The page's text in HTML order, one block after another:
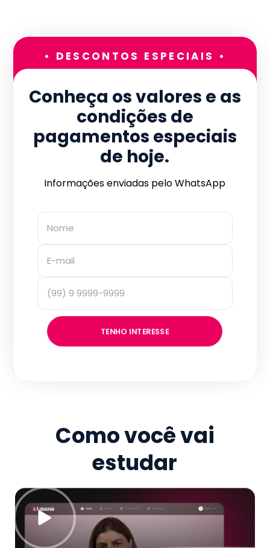
• DESCONTOS ESPECIAIS •
Conheça os valores e as
condições de
pagamentos especiais
de hoje.
Informações enviadas pelo WhatsApp
TENHO INTERESSE
Como você vai
estudar